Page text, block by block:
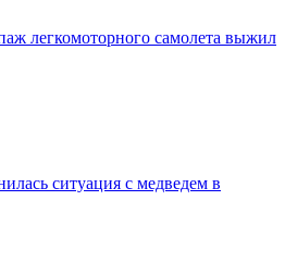
легкомоторного самолета выжил
ситуация с медведем в